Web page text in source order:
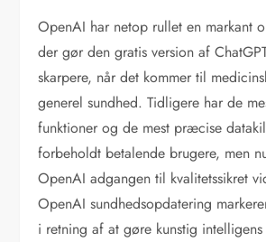
OpenAI har netop rullet en markant
der gør den gratis version af
skarpere, når det kommer til
generel sundhed. Tidligere har de
funktioner og de mest præcise
forbeholdt betalende brugere, men
OpenAI adgangen til kvalitetssikret
OpenAI sundhedsopdatering
i retning af at gøre kunstig